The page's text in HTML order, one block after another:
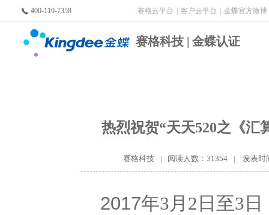
400-110-7358 赛格云平台 客户云平台 金蝶官方微博
赛格科技 | 金蝶认证
热烈祝贺“天天520之《汇
赛格科技 阅读人数：31354 发表时
2017年3月 2 日至3